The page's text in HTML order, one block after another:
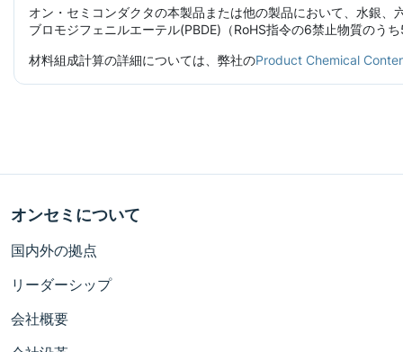
オン・セミコンダクタの本製品または他の製品において、水銀
ブロモジフェニルエーテル(PBDE)（RoHS指令の6禁止物質のう
材料組成計算の詳細については、弊社のProduct Chemical
オンセミについて
国内外の拠点
リーダーシップ
会社概要